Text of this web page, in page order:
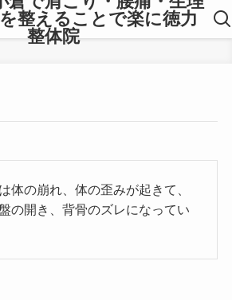
整えることで楽に徳力
整体院
体の崩れ、体の歪みが起きて、
の開き、背骨のズレになってい